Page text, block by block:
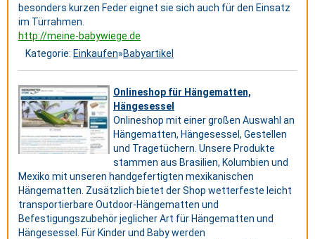
besonders kurzen Feder eignet sie sich auch für den Einsatz
im Türrahmen.
http://meine-babywiege.de
Kategorie: Einkaufen»Babyartikel
Onlineshop für Hängematten,
Hängesessel
Onlineshop mit einer großen Auswahl an
Hängematten, Hängesessel, Gestellen
und Tragetüchern. Unsere Produkte
stammen aus Brasilien, Kolumbien und
Mexiko mit unseren handgefertigten mexikanischen
Hängematten. Zusätzlich bietet der Shop wetterfeste leicht
transportierbare Outdoor-Hängematten und
Befestigungszubehör jeglicher Art für Hängematten und
Hängesessel. Für Kinder und Baby werden